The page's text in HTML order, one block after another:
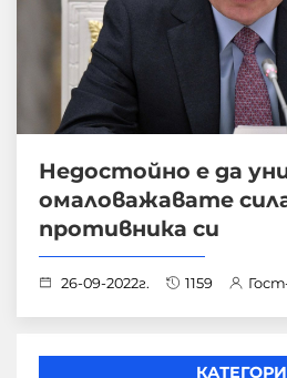
Недостойно е да
омаловажавате
противника си
26-09-2022г. 1159